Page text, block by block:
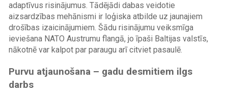
adaptīvus risinājumus. Tādējādi dabas veidotie
aizsardzības mehānismi ir loģiska atbilde uz jaunajiem
drošības izaicinājumiem. Šādu risinājumu veiksmīga
ieviešana NATO Austrumu flangā, jo īpaši Baltijas valstīs,
nākotnē var kalpot par paraugu arī citviet pasaulē.
Purvu atjaunošana – gadu desmitiem ilgs
darbs